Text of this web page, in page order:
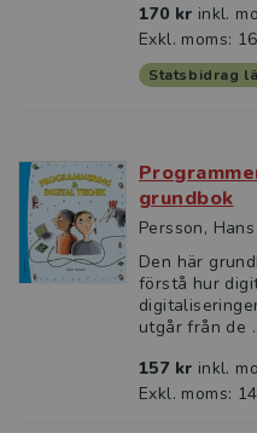
170 kr inkl.
Exkl. moms:
Statsbidrag
grundbok
Persson, Hans
Den här
förstå hur
utgår från de
157 kr inkl.
Exkl. moms: